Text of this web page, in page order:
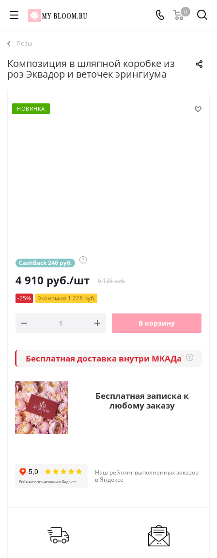
0
Розы
Композиция в шляпной коробке из
роз Эквадор и веточек эрингиума
НОВИНКА
CashBack 246 руб. ?
4 910 руб./шт 6 138 руб.
-25% Экономия 1 228 руб.
В корзину
Бесплатная доставка внутри МКАДа ?
Бесплатная записка к
любому заказу
Наш рейтинг выполненных заказов
в Яндексе